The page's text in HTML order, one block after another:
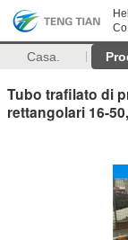
Casa.
Tubo trafilato di
rettangolari 16-